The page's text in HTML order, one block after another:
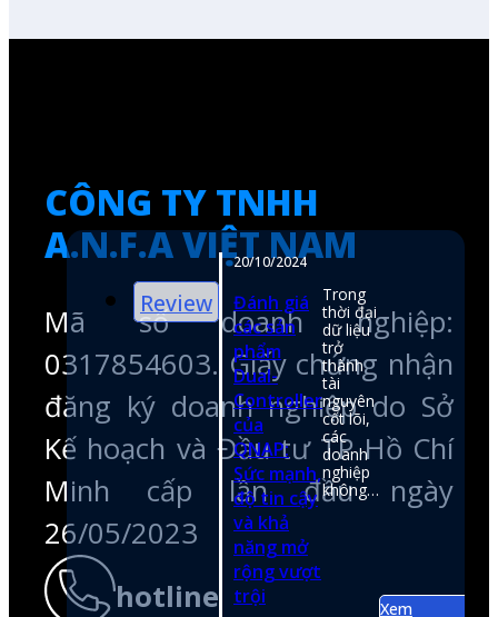
A.N.F.A VIỆT NAM
đăng ký doanh nghiệp do Sở
Kế hoạch và Đầu tư TP Hồ Chí
Minh cấp lần đầu ngày
26/05/2023
hotline
0974050107
email
shop@anfatech.com.vn